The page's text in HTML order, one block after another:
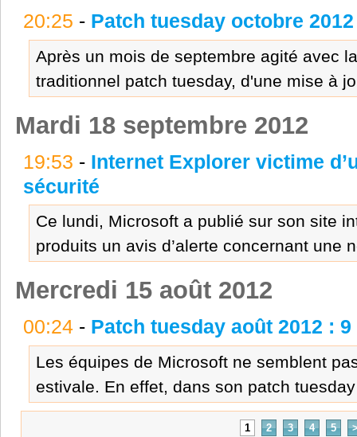
20:25 - Patch tuesday octobre
Après un mois de septembre agité avec
traditionnel patch tuesday, d'une mise à
Mardi 18 septembre 2012
19:53 - Internet Explorer victime
sécurité
Ce lundi, Microsoft a publié sur son site
produits un avis d’alerte concernant une
Mercredi 15 août 2012
00:24- Patch tuesday août 2012 :
Les équipes de Microsoft ne semblent
estivale. En effet, dans son patch
1 2 3 4 5